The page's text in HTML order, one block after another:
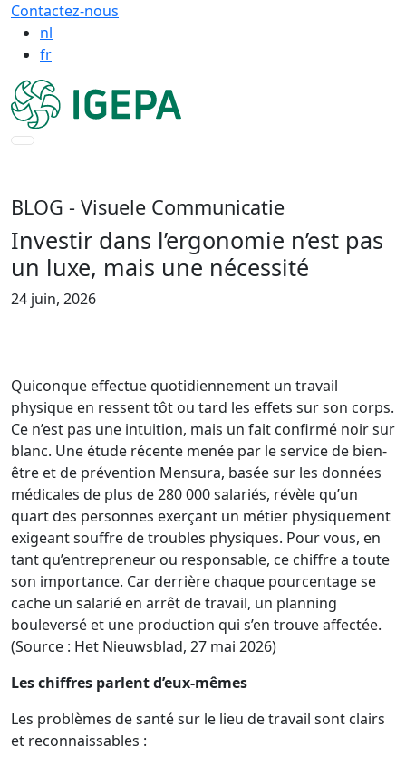
Contactez-nous
nl
fr
BLOG - Visuele Communicatie
Investir dans l’ergonomie n’est pas
un luxe, mais une nécessité
24 juin, 2026
Quiconque effectue quotidiennement un travail
physique en ressent tôt ou tard les effets sur son corps.
Ce n’est pas une intuition, mais un fait confirmé noir sur
blanc. Une étude récente menée par le service de bien-
être et de prévention Mensura, basée sur les données
médicales de plus de 280 000 salariés, révèle qu’un
quart des personnes exerçant un métier physiquement
exigeant souffre de troubles physiques. Pour vous, en
tant qu’entrepreneur ou responsable, ce chiffre a toute
son importance. Car derrière chaque pourcentage se
cache un salarié en arrêt de travail, un planning
bouleversé et une production qui s’en trouve affectée.
(Source : Het Nieuwsblad, 27 mai 2026)
Les chiffres parlent d’eux-mêmes
Les problèmes de santé sur le lieu de travail sont clairs
et reconnaissables :